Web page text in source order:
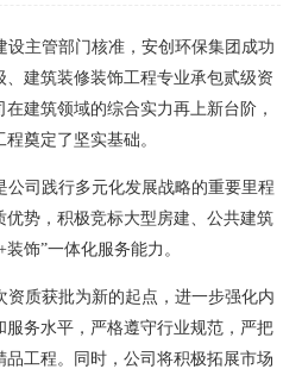
设主管部门核准，安创环保集团成功
建筑装修装饰工程专业承包贰级资
建筑领域的综合实力再上新台阶，
奠定了坚实基础。
公司践行多元化发展战略的重要里程
势，积极竞标大型房建、公共建筑
装饰”一体化服务能力。
资质获批为新的起点，进一步强化内
务水平，严格遵守行业规范，严把
工程。同时，公司将积极拓展市场